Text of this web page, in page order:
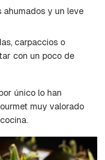
y un leve
carpaccios o
con un poco de
único lo han
muy valorado